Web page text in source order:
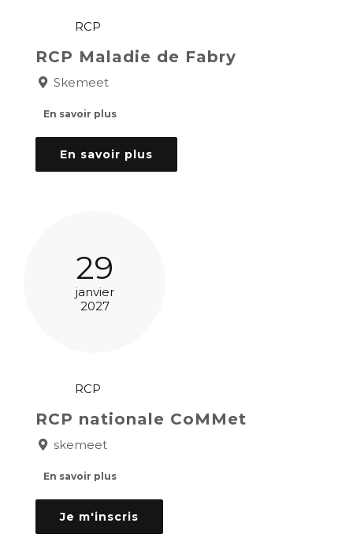
RCP
RCP Maladie de Fabry
Skemeet
En savoir plus
En savoir plus
29
janvier
2027
RCP
RCP nationale CoMMet
skemeet
En savoir plus
Je m'inscris